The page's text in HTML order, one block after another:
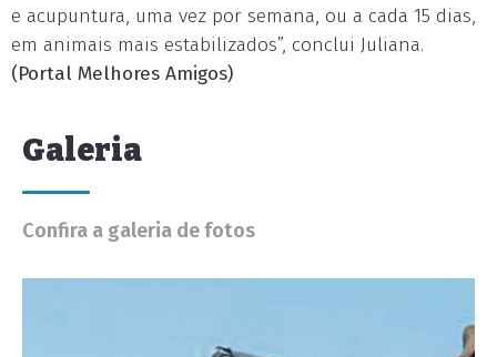
e acupuntura, uma vez por semana, ou a cada 15 dias,
em animais mais estabilizados”, conclui Juliana.
(Portal Melhores Amigos)
Galeria
Confira a galeria de fotos